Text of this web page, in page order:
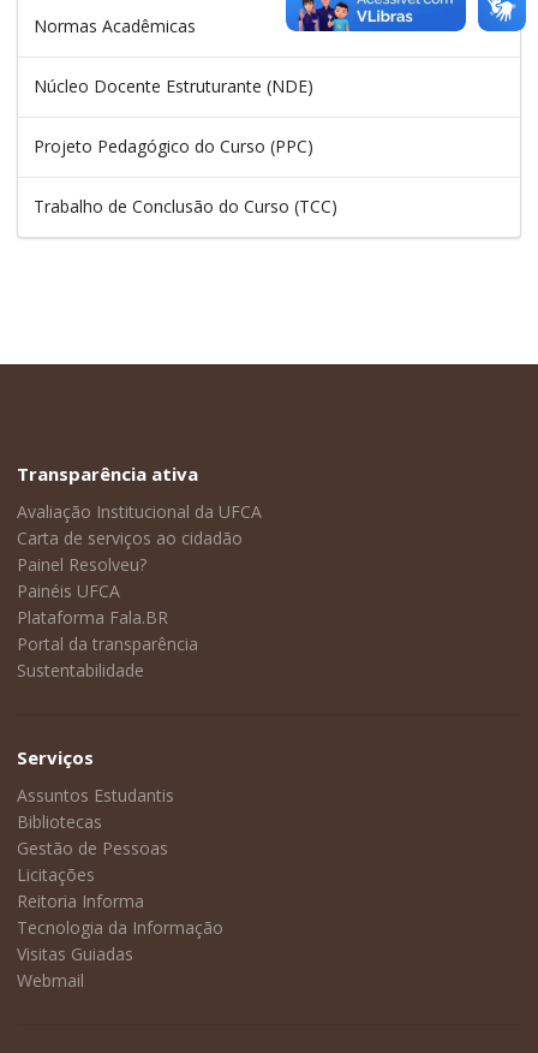
Normas Acadêmicas
Núcleo Docente Estruturante (NDE)
Projeto Pedagógico do Curso (PPC)
Trabalho de Conclusão do Curso (TCC)
Transparência ativa
Avaliação Institucional da UFCA
Carta de serviços ao cidadão
Painel Resolveu?
Painéis UFCA
Plataforma Fala.BR
Portal da transparência
Sustentabilidade
Serviços
Assuntos Estudantis
Bibliotecas
Gestão de Pessoas
Licitações
Reitoria Informa
Tecnologia da Informação
Visitas Guiadas
Webmail